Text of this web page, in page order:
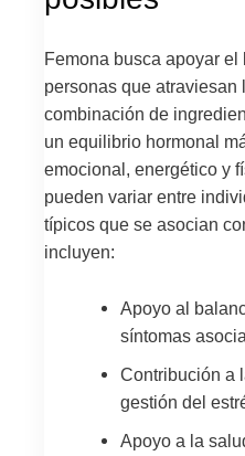
Femona busca apoyar
personas que atraviesan
combinación de
un equilibrio hormonal
emocional, energético y
pueden variar entre
típicos que se asocian
incluyen:
Apoyo al
síntomas
Contribución a
gestión del
Apoyo a la